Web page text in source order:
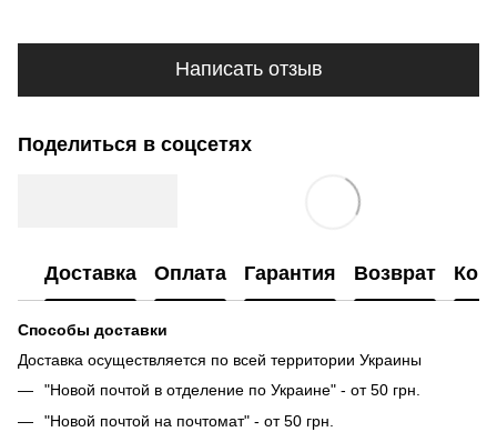
Написать отзыв
Поделиться в соцсетях
Доставка Оплата Гарантия Возврат
Способы доставки
Доставка осуществляется по всей территории Украины
"Новой почтой в отделение по Украине" - от 50 грн.
"Новой почтой на почтомат" - от 50 грн.